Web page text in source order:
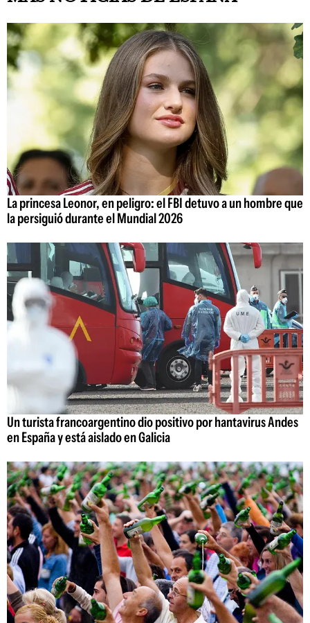
La princesa Leonor, en peligro: el FBI detuvo a un hombre que
la persiguió durante el Mundial 2026
Un turista francoargentino dio positivo por hantavirus Andes
en España y está aislado en Galicia